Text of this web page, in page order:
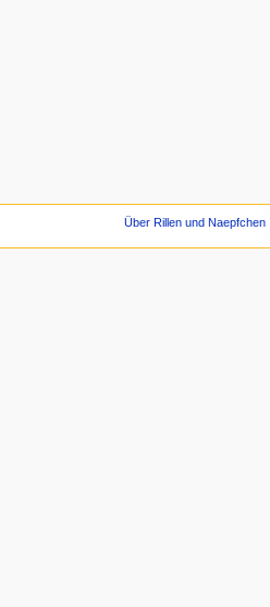
Über Rillen und Naepfchen